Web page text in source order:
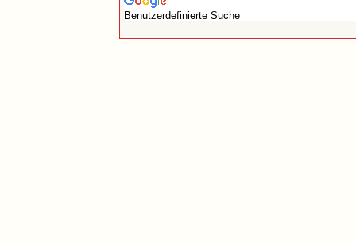
Benutzerdefinierte Suche